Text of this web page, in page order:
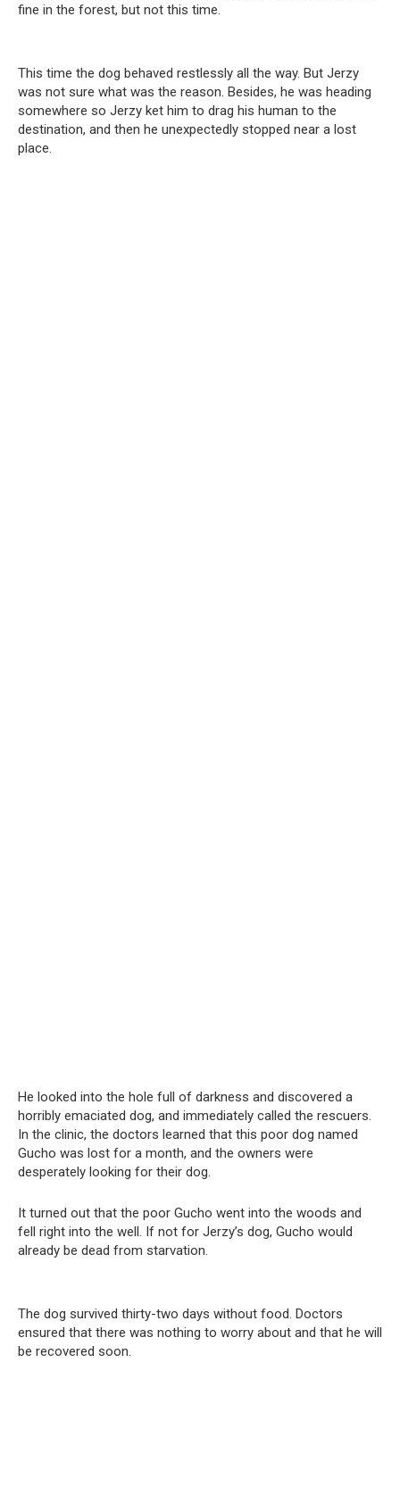
fine in the forest, but not this time.
This time the dog behaved restlessly all the way. But Jerzy
was not sure what was the reason. Besides, he was heading
somewhere so Jerzy ket him to drag his human to the
destination, and then he unexpectedly stopped near a lost
place.
He looked into the hole full of darkness and discovered a
horribly emaciated dog, and immediately called the rescuers.
In the clinic, the doctors learned that this poor dog named
Gucho was lost for a month, and the owners were
desperately looking for their dog.
It turned out that the poor Gucho went into the woods and
fell right into the well. If not for Jerzy’s dog, Gucho would
already be dead from starvation.
The dog survived thirty-two days without food. Doctors
ensured that there was nothing to worry about and that he will
be recovered soon.